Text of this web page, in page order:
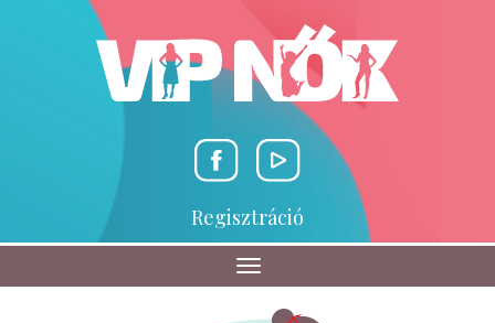
Fejléc
Regisztráció
Navigáció